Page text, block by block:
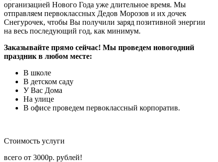
организацией Нового Года уже длительное время. Мы
отправляем первоклассных Дедов Морозов и их дочек
Снегурочек, чтобы Вы получили заряд позитивной энергии
на весь последующий год, как минимум.
Заказывайте прямо сейчас! Мы проведем новогодний
праздник в любом месте:
В школе
В детском саду
У Вас Дома
На улице
В офисе проведем первоклассный корпоратив.
Стоимость услуги
всего от 3000р. рублей!